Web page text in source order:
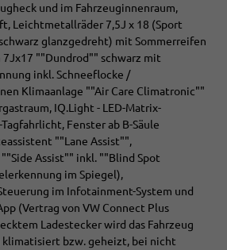
und im Fahrzeuginnenraum,
Leichtmetallräder 7,5J x 18 (Sport
glanzgedreht) mit Sommerreifen
7Jx17 ""Dundrod"" schwarz mit
inkl. Schneeflocke /
Klimaanlage ""Air Care Climatronic""
IQ.Light - LED-Matrix-
Fenster ab B-Säule
""Lane Assist"",
Assist"" inkl. ""Blind Spot
im Spiegel),
im Infotainment-System und
(Vertrag von VW Connect Plus
Ladestecker wird das Fahrzeug
bzw. geheizt, bei nicht